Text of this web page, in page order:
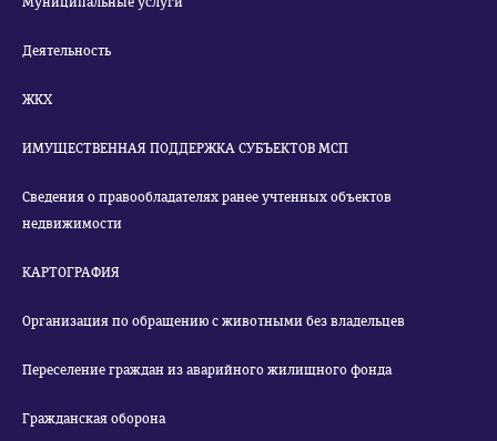
Деятельность
ЖКХ
ИМУЩЕСТВЕННАЯ ПОДДЕРЖКА СУБЪЕКТОВ МСП
Сведения о правообладателях ранее учтенных объектов
недвижимости
КАРТОГРАФИЯ
Организация по обращению с животными без владельцев
Переселение граждан из аварийного жилищного фонда
Гражданская оборона